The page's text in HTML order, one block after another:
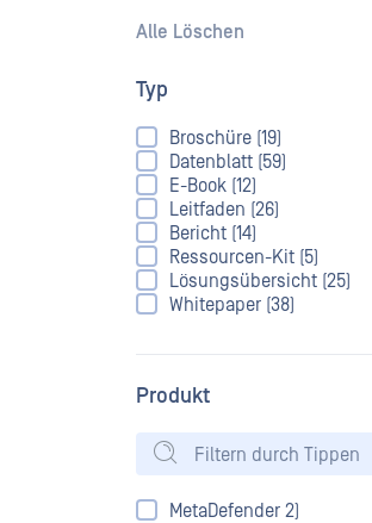
Alle Löschen
Typ
Broschüre (19)
Datenblatt (59)
E-Book (12)
Leitfaden (26)
Bericht (14)
Ressourcen-Kit (5)
Lösungsübersicht (25)
Whitepaper (38)
Produkt
MetaDefender 2)